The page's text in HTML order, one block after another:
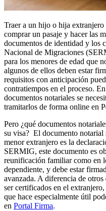
Traer a un hijo o hija
comprar un pasaje y hacer las
documentos de identidad y los
Nacional de Migraciones
para los menores de edad que
algunos de ellos deben estar
requisitos con anticipación
contratiempos en el proceso.
documentos notariales se
tramitarlos de forma online en
Pero ¿qué documentos
su visa? El documento notarial
menor extranjero es la
SERMIG, este documento es
reunificación familiar como en
dependiente, y debe estar
avanzada. A diferencia de
ser certificados en el
que hace especialmente útil
en Portal Firma.